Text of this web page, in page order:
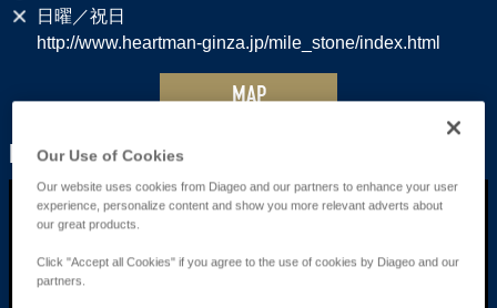
日曜／祝日
http://www.heartman-ginza.jp/mile_stone/index.html
MAP
PV Our Use of Cookies
Our website uses cookies from Diageo and our partners to enhance your user
experience, personalize content and show you more relevant adverts about
our great products.
Click "Accept all Cookies" if you agree to the use of cookies by Diageo and our
partners.